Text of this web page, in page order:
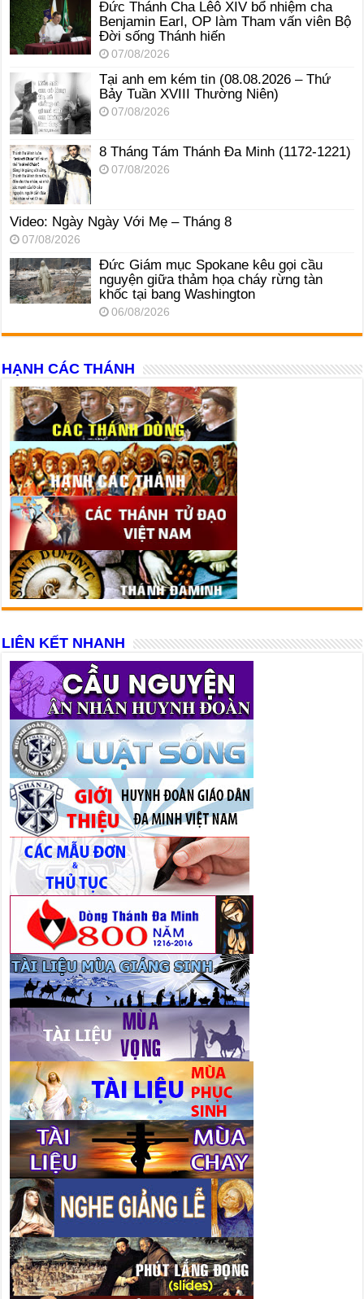
Đức Thánh Cha Lêô XIV bổ nhiệm cha
Benjamin Earl, OP làm Tham vấn viên Bộ
Đời sống Thánh hiến
07/08/2026
Tại anh em kém tin (08.08.2026 – Thứ
Bảy Tuần XVIII Thường Niên)
07/08/2026
8 Tháng Tám Thánh Ða Minh (1172-1221)
07/08/2026
Video: Ngày Ngày Với Mẹ – Tháng 8
07/08/2026
Đức Giám mục Spokane kêu gọi cầu
nguyện giữa thảm họa cháy rừng tàn
khốc tại bang Washington
06/08/2026
HẠNH CÁC THÁNH
LIÊN KẾT NHANH